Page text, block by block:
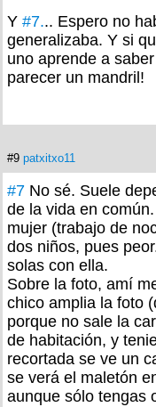
Y #7... Espero no
generalizaba. Y si
uno aprende a
parecer un mandril!
#9 patxitxo11
#7 No sé. Suele
de la vida en
mujer (trabajo de
dos niños, pues
solas con ella.
Sobre la foto, amí
chico amplia la foto
porque no sale la
de habitación, y
recortada se ve un
se verá el maletón
aunque sólo tengas